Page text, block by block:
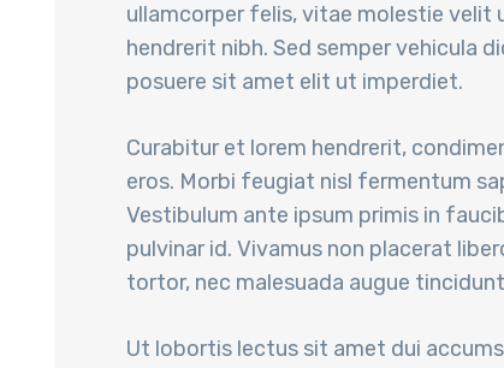
ullamcorper felis, vitae molestie velit
hendrerit nibh. Sed semper vehicula
posuere sit amet elit ut imperdiet.
Curabitur et lorem hendrerit,
eros. Morbi feugiat nisl fermentum
Vestibulum ante ipsum primis in
pulvinar id. Vivamus non placerat
tortor, nec malesuada augue
Ut lobortis lectus sit amet dui